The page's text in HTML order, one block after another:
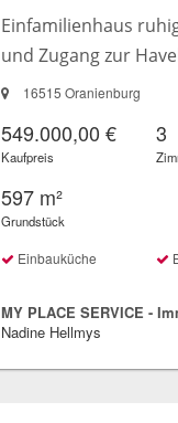
Einfamilienhaus
und Zugang zur
16515 Oranienburg
549.000,00 €
Kaufpreis
3
597 m²
Grundstück
Einbauküche
MY PLACE SERVICE -
Nadine Hellmys